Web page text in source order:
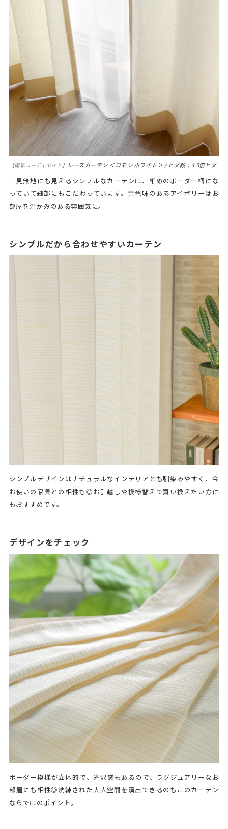
【撮影コーディネイト】 レースカーテン ＜コモン ホワイト＞ / ヒダ数：1.5倍ヒダ
一見無地にも見えるシンプルなカーテンは、細めのボーダー柄にな
っていて細部にもこだわっています。黄色味のあるアイボリーはお
部屋を温かみのある雰囲気に。
シンプルだから合わせやすいカーテン
シンプルデザインはナチュラルなインテリアとも馴染みやすく、今
お使いの家具との相性も◎お引越しや模様替えで買い換えたい方に
もおすすめです。
デザインをチェック
ボーダー模様が立体的で、光沢感もあるので、ラグジュアリーなお
部屋にも相性◎洗練された大人空間を演出できるのもこのカーテン
ならではのポイント。